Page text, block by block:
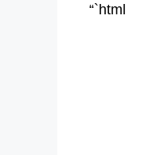
“`html